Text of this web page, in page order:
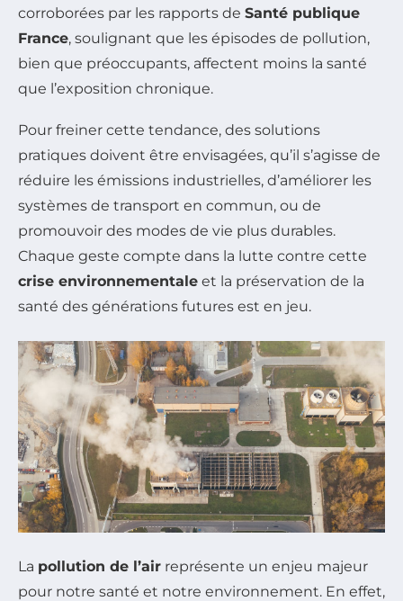
corroborées par les rapports de Santé publique
France, soulignant que les épisodes de pollution,
bien que préoccupants, affectent moins la santé
que l’exposition chronique.
Pour freiner cette tendance, des solutions
pratiques doivent être envisagées, qu’il s’agisse de
réduire les émissions industrielles, d’améliorer les
systèmes de transport en commun, ou de
promouvoir des modes de vie plus durables.
Chaque geste compte dans la lutte contre cette
crise environnementale et la préservation de la
santé des générations futures est en jeu.
La pollution de l’air représente un enjeu majeur
pour notre santé et notre environnement. En effet,